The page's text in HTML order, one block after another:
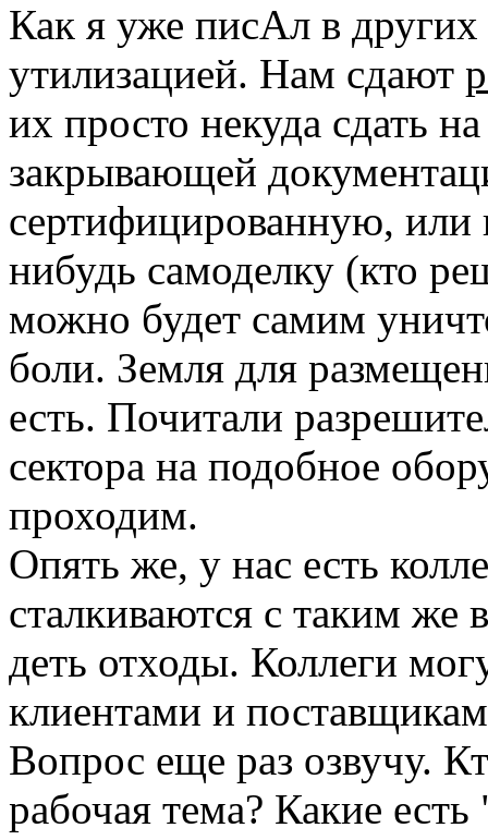
Как я уже писАл в
утилизацией. Нам сдают
их просто некуда сдать
закрывающей
сертифицированную,
нибудь самоделку (кто
можно будет самим
боли. Земля для
есть. Почитали
сектора на подобное
проходим.
Опять же, у нас есть
сталкиваются с таким же
деть отходы. Коллеги
клиентами и
Вопрос еще раз озвучу.
рабочая тема? Какие